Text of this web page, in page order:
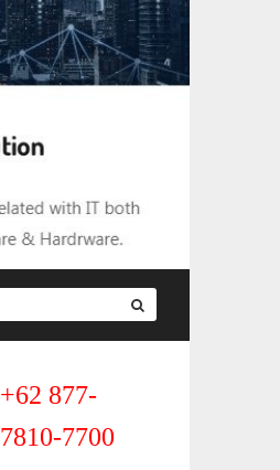
+62 877-
7810-7700